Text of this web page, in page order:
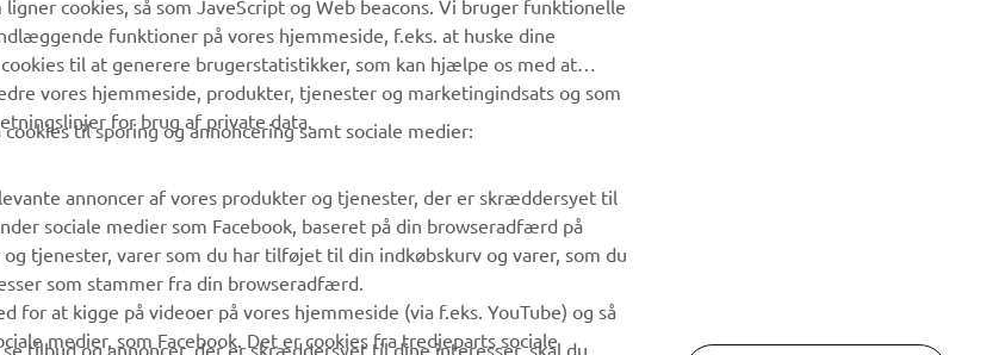
YAMAHA
Music
Motor Global
Apps
SUPPORT
Kundeservice
Reservedelskatalog
Håndtering af
affaldsbatterier
NYHEDSBREV
Vær den første til at få besked om de seneste tilbud, særlige
arrangementer, nye udgivelser og meget mere.
Læs vores privatlivspolitik for at lære, hvordan vi behandler
dine personlige data:
funktioner på vores hjemmeside, f.eks. at huske dine
til at generere brugerstatistikker, som kan hjælpe os med at
vores hjemmeside, produkter, tjenester og marketingindsats og som
for brug af private data.
til sporing og annoncering samt sociale medier:
sociale medier som Facebook, baseret på din browseradfærd på
tjenester, varer som du har tilføjet til din indkøbskurv og varer, som du
som stammer fra din browseradfærd.
at kigge på videoer på vores hjemmeside (via f.eks. YouTube) og så
medier, som Facebook. Det er cookies fra tredjeparts sociale
din browseradfærd på internettet og bruge det til deres eget brug.
tilbud og annoncer, der er skræddersyet til dine interesser, skal du
COOKIE - INDSTILLINGER